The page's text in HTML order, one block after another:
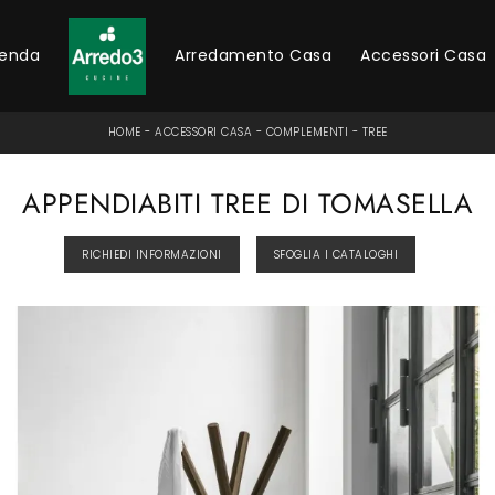
Arredamento Casa Accessori Casa
HOME - ACCESSORI CASA - COMPLEMENTI - TREE
APPENDIABITI TREE DI TOMASELLA
RICHIEDI INFORMAZIONI SFOGLIA I CATALOGHI